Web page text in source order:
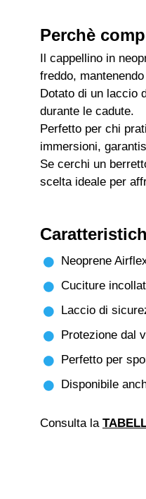
Perchè
Il cappellino in
freddo,
Dotato di un laccio
durante le cadute.
Perfetto per chi
immersioni,
Se cerchi un
scelta ideale per
Neoprene
Cuciture
Laccio di
Protezione dal
Perfetto per
Disponibile
Consulta la